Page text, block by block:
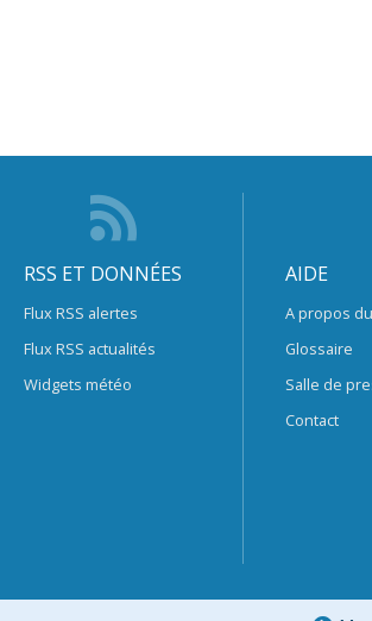
RSS ET DONNÉES
Flux RSS alertes
Flux RSS actualités
Widgets météo
AIDE
A propos
Glossaire
Salle de
Contact